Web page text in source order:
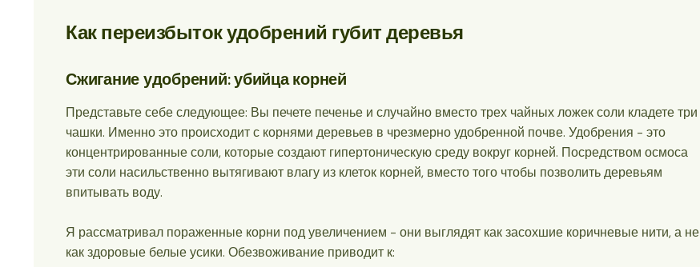
Как переизбыток удобрений губит деревья
Сжигание удобрений: убийца корней
Представьте себе следующее: Вы печете печенье и случайно вместо трех чайных ложек соли кладете три
чашки. Именно это происходит с корнями деревьев в чрезмерно удобренной почве. Удобрения - это
концентрированные соли, которые создают гипертоническую среду вокруг корней. Посредством осмоса
эти соли насильственно вытягивают влагу из клеток корней, вместо того чтобы позволить деревьям
впитывать воду.
Я рассматривал пораженные корни под увеличением - они выглядят как засохшие коричневые нити, а не
как здоровые белые усики. Обезвоживание приводит к: